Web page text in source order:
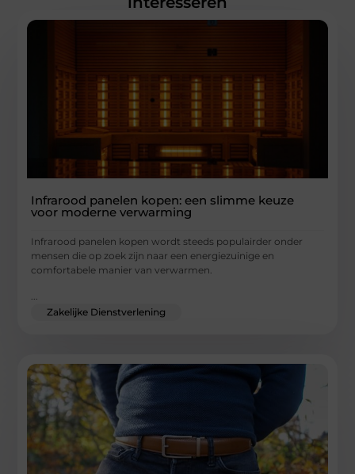
Infrarood panelen kopen: een slimme keuze
voor moderne verwarming
Infrarood panelen kopen wordt steeds populairder onder
mensen die op zoek zijn naar een energiezuinige en
comfortabele manier van verwarmen.
Zakelijke Dienstverlening